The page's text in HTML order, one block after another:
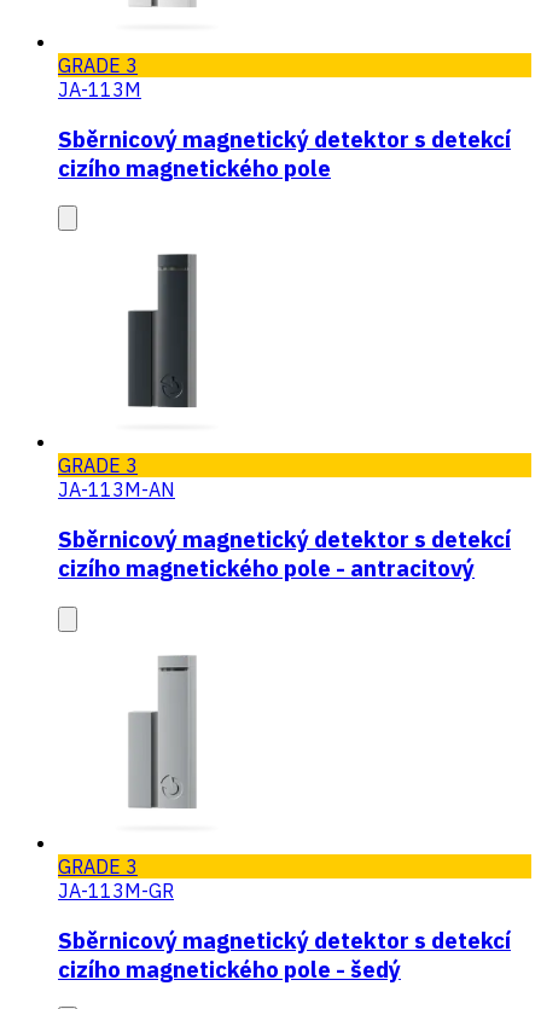
GRADE 3
JA-113M
Sběrnicový magnetický detektor s detekcí
cizího magnetického pole
GRADE 3
JA-113M-AN
Sběrnicový magnetický detektor s detekcí
cizího magnetického pole - antracitový
GRADE 3
JA-113M-GR
Sběrnicový magnetický detektor s detekcí
cizího magnetického pole - šedý